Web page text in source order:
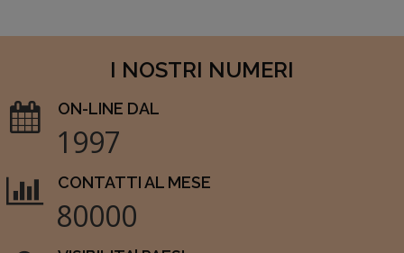
I NOSTRI NUMERI
ON-LINE DAL
1997
CONTATTI AL MESE
80000